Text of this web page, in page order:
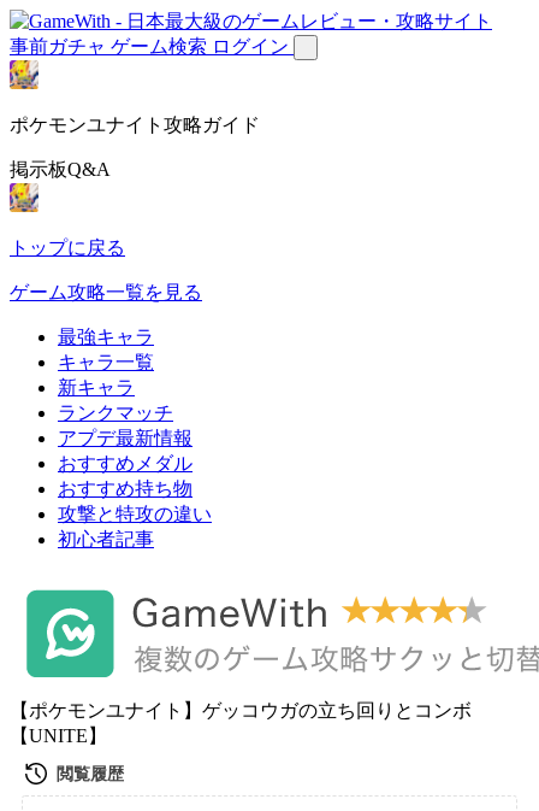
事前ガチャ ゲーム検索 ログイン
ポケモンユナイト攻略ガイド
掲示板Q&A
トップに戻る
ゲーム攻略一覧を見る
最強キャラ
キャラ一覧
新キャラ
ランクマッチ
アプデ最新情報
おすすめメダル
おすすめ持ち物
攻撃と特攻の違い
初心者記事
【ポケモンユナイト】ゲッコウガの立ち回りとコンボ
【UNITE】